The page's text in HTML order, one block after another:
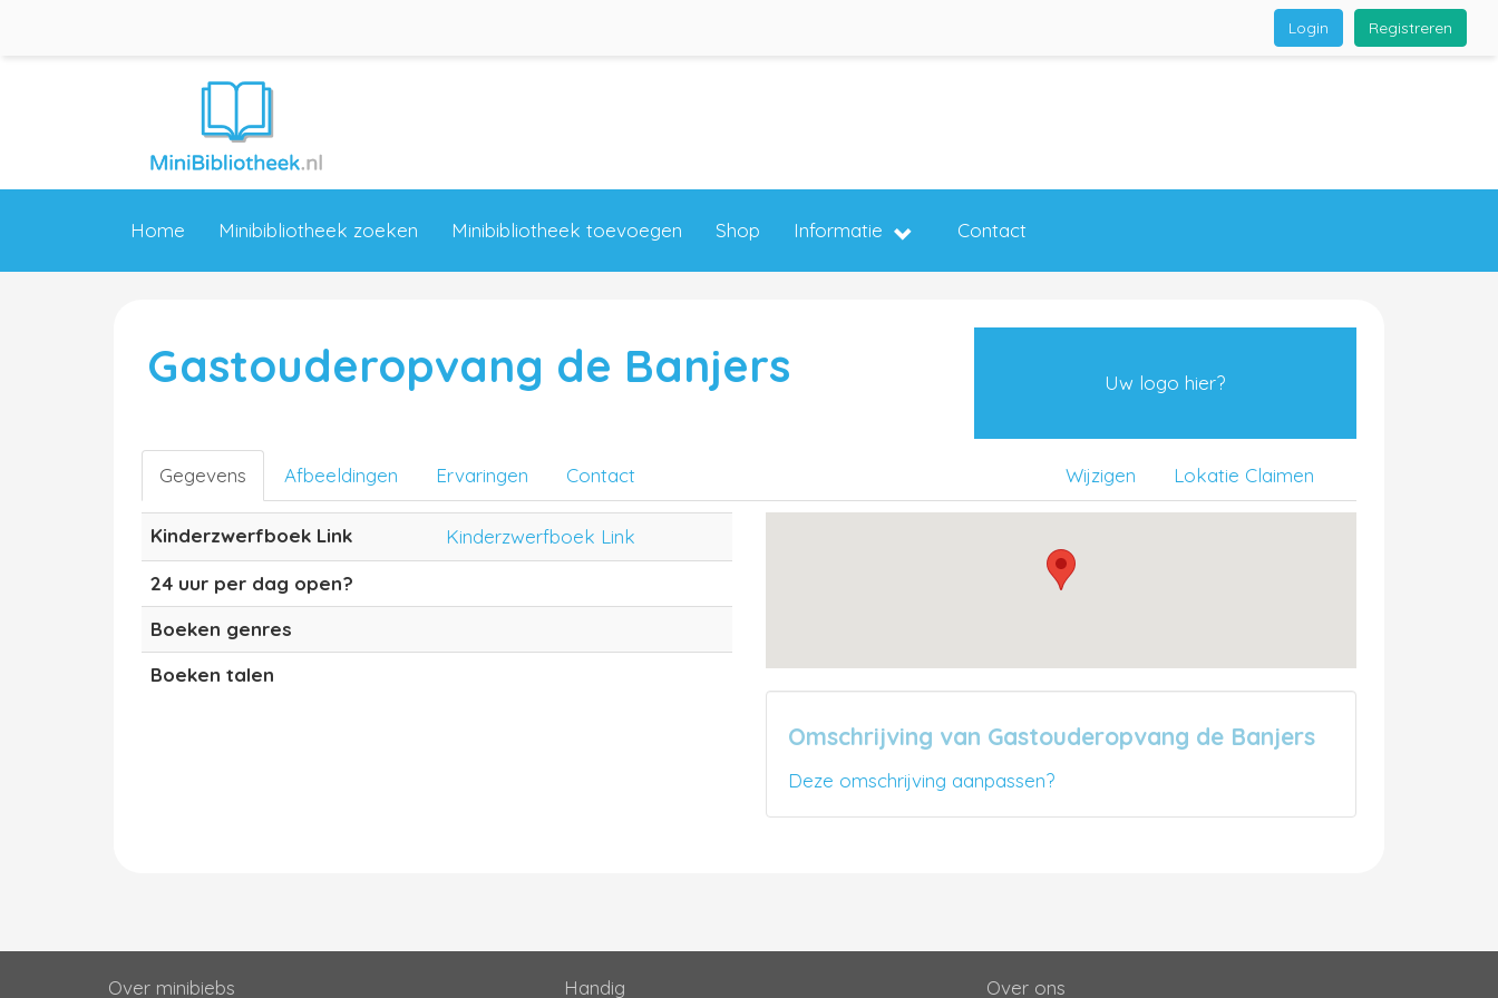
Registreren
Login
Home Minibibliotheek zoeken Minibibliotheek toevoegen Shop Informatie Contact
Gastouderopvang de Banjers Uw logo hier?
Gegevens Afbeeldingen Ervaringen Contact Lokatie Claimen
Wijzigen
Kinderzwerfboek Link
Kinderzwerfboek Link
24 uur per dag open?
Boeken genres
Boeken talen
Omschrijving van Gastouderopvang de Banjers
Deze omschrijving aanpassen?
Over minibiebs Handig Over ons